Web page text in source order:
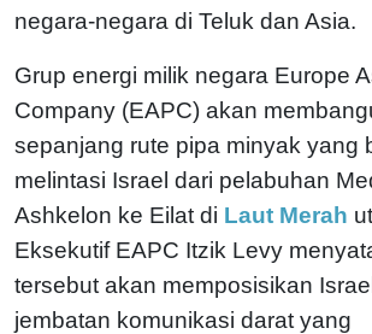
negara-negara di Teluk dan Asia.
Grup energi milik negara Europe
Company (EAPC) akan
sepanjang rute pipa minyak yang
melintasi Israel dari pelabuhan
Ashkelon ke Eilat di Laut Merah
Eksekutif EAPC Itzik Levy
tersebut akan memposisikan
jembatan komunikasi darat yang